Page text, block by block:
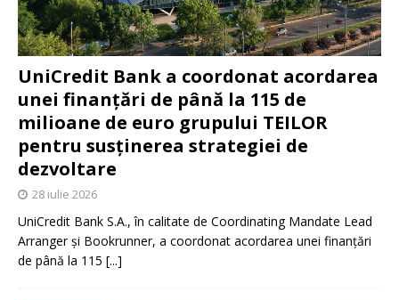
UniCredit Bank a coordonat acordarea
unei finanțări de până la 115 de
milioane de euro grupului TEILOR
pentru susținerea strategiei de
dezvoltare
28 iulie 2026
UniCredit Bank S.A., în calitate de Coordinating Mandate Lead
Arranger și Bookrunner, a coordonat acordarea unei finanțări
de până la 115 [...]